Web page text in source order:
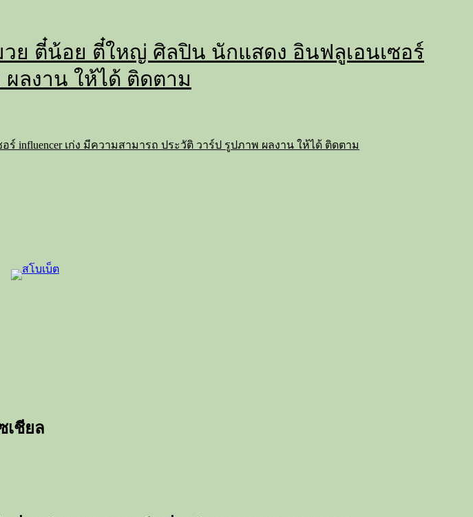
ย ตี๋น้อย ตี๋ใหญ่ ศิลปิน นักแสดง อินฟลูเอนเซอร์
ผลงาน ให้ได้ ติดตาม
influencer เก่ง มีความสามารถ ประวัติ วาร์ป รูปภาพ ผลงาน ให้ได้ ติดตาม
เชียล